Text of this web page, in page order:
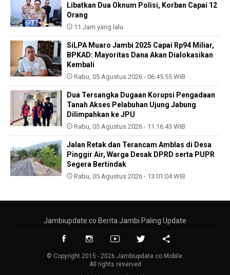
Libatkan Dua Oknum Polisi, Korban Capai 12
Orang
11 Jam yang lalu
SiLPA Muaro Jambi 2025 Capai Rp94 Miliar,
BPKAD: Mayoritas Dana Akan Dialokasikan
Kembali
Rabu, 05 Agustus 2026 - 06:45:55 WIB
Dua Tersangka Dugaan Korupsi Pengadaan
Tanah Akses Pelabuhan Ujung Jabung
Dilimpahkan ke JPU
Rabu, 05 Agustus 2026 - 11:16:43 WIB
Jalan Retak dan Terancam Amblas di Desa
Pinggir Air, Warga Desak DPRD serta PUPR
Segera Bertindak
Rabu, 05 Agustus 2026 - 13:01:04 WIB
Jambiupdate.co Berita Jambi Paling Update
© Copyright 2015 - 2026 Jambiupdate.co Mobile.
All rights reserved